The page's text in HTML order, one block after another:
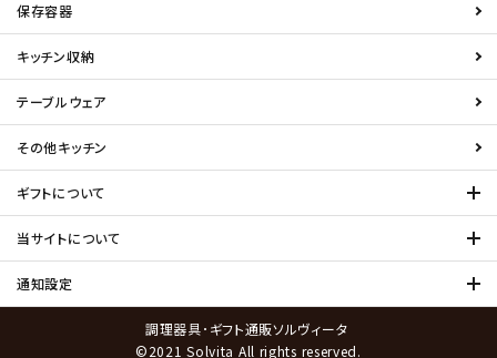
保存容器
キッチン収納
テーブルウェア
その他キッチン
ギフトについて
当サイトについて
通知設定
調理器具･ギフト通販ソルヴィータ
©2021 Solvita All rights reserved.